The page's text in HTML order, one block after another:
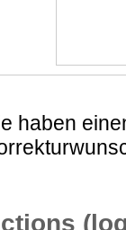
haben